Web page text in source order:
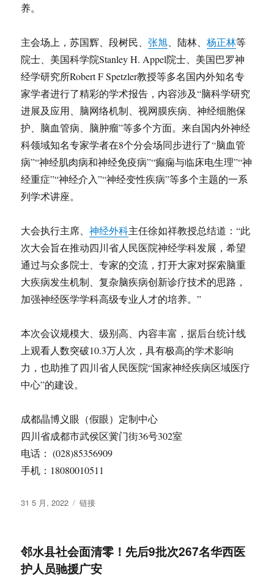
养。
主会场上，苏国辉、段树民、张旭、陆林、杨正林等
院士、美国科学院Stanley H. Appel院士、美国巴罗神
经学研究所Robert F Spetzler教授等多名国内外知名专
家学者进行了精彩的学术报告，内容涉及“脑科学研究
进展及应用、脑网络机制、视网膜疾病、神经细胞保
护、脑血管病、脑肿瘤”等多个方面。来自国内外神经
科领域知名专家学者在8个分会场同步进行了“脑血管
病”“神经肌肉病和神经免疫病”“癫痫与临床电生理”“神
经重症”“神经介入”“神经变性疾病”等多个主题的一系
列学术讲座。
大会执行主席、神经外科主任徐如祥教授总结道：“此
次大会旨在推动四川省人民医院神经学科发展，希望
通过与众多院士、专家的交流，打开大家对探索脑重
大疾病发生机制、复杂脑疾病创新诊疗技术的思路，
加强神经医学学科高级专业人才的培养。”
本次会议规模大、级别高、内容丰富，据后台统计线
上观看人数突破10.3万人次，具有极高的学术影响
力，也助推了四川省人民医院“国家神经疾病区域医疗
中心”的建设。
成都晶博义眼（假眼）定制中心
四川省成都市武侯区黉门街36号302室
电话： (028)85356909
手机：18080010511
发
31 5 月, 2022
格
链接
邻水县社会面清零！先后9批次267名华西医
护人员驰援广安